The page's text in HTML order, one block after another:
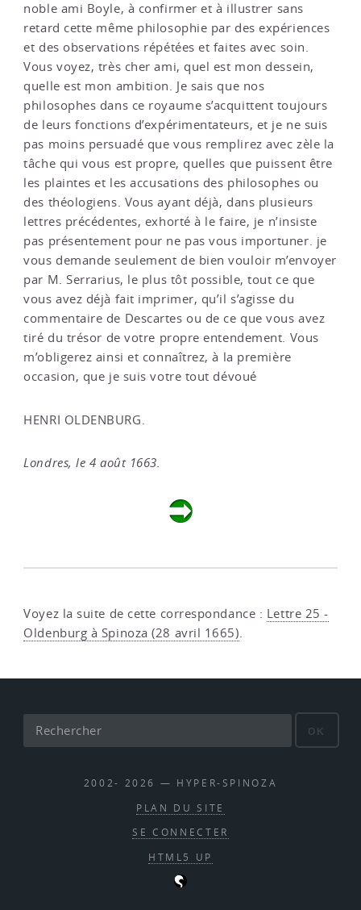
noble ami Boyle, à confirmer et à illustrer sans
retard cette même philosophie par des expériences
et des observations répétées et faites avec soin.
Vous voyez, très cher ami, quel est mon dessein,
quelle est mon ambition. Je sais que nos
philosophes dans ce royaume s’acquittent toujours
de leurs fonctions d’expérimentateurs, et je ne suis
pas moins persuadé que vous remplirez avec zèle la
tâche qui vous est propre, quelles que puissent être
les plaintes et les accusations des philosophes ou
des théologiens. Vous ayant déjà, dans plusieurs
lettres précédentes, exhorté à le faire, je n’insiste
pas présentement pour ne pas vous importuner. je
vous demande seulement de bien vouloir m’envoyer
par M. Serrarius, le plus tôt possible, tout ce que
vous avez déjà fait imprimer, qu’il s’agisse du
commentaire de Descartes ou de ce que vous avez
tiré du trésor de votre propre entendement. Vous
m’obligerez ainsi et connaîtrez, à la première
occasion, que je suis votre tout dévoué
HENRI OLDENBURG.
Londres, le 4 août 1663.
Voyez la suite de cette correspondance : Lettre 25 -
Oldenburg à Spinoza (28 avril 1665).
OK
2002- 2026 — HYPER-SPINOZA
PLAN DU SITE
SE CONNECTER
HTML5 UP